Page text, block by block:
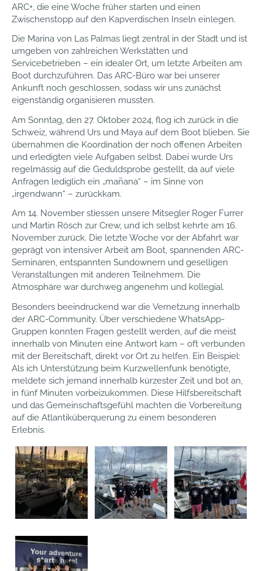
ARC+, die eine Woche früher starten und einen
Zwischenstopp auf den Kapverdischen Inseln einlegen.
Die Marina von Las Palmas liegt zentral in der Stadt und ist
umgeben von zahlreichen Werkstätten und
Servicebetrieben – ein idealer Ort, um letzte Arbeiten am
Boot durchzuführen. Das ARC-Büro war bei unserer
Ankunft noch geschlossen, sodass wir uns zunächst
eigenständig organisieren mussten.
Am Sonntag, den 27. Oktober 2024, flog ich zurück in die
Schweiz, während Urs und Maya auf dem Boot blieben. Sie
übernahmen die Koordination der noch offenen Arbeiten
und erledigten viele Aufgaben selbst. Dabei wurde Urs
regelmässig auf die Geduldsprobe gestellt, da auf viele
Anfragen lediglich ein „mañana“ – im Sinne von
„irgendwann“ – zurückkam.
Am 14. November stiessen unsere Mitsegler Roger Furrer
und Martin Rösch zur Crew, und ich selbst kehrte am 16.
November zurück. Die letzte Woche vor der Abfahrt war
geprägt von intensiver Arbeit am Boot, spannenden ARC-
Seminaren, entspannten Sundownern und geselligen
Veranstaltungen mit anderen Teilnehmern. Die
Atmosphäre war durchweg angenehm und kollegial.
Besonders beeindruckend war die Vernetzung innerhalb
der ARC-Community. Über verschiedene WhatsApp-
Gruppen konnten Fragen gestellt werden, auf die meist
innerhalb von Minuten eine Antwort kam – oft verbunden
mit der Bereitschaft, direkt vor Ort zu helfen. Ein Beispiel:
Als ich Unterstützung beim Kurzwellenfunk benötigte,
meldete sich jemand innerhalb kürzester Zeit und bot an,
in fünf Minuten vorbeizukommen. Diese Hilfsbereitschaft
und das Gemeinschaftsgefühl machten die Vorbereitung
auf die Atlantiküberquerung zu einem besonderen
Erlebnis.